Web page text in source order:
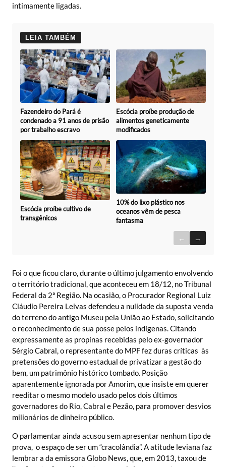
intimamente ligadas.
LEIA TAMBÉM
Fazendeiro do Pará é
condenado a 91 anos de prisão
por trabalho escravo
Escócia proíbe produção de
alimentos geneticamente
modificados
Escócia proíbe cultivo de
transgênicos
10% do lixo plástico nos
oceanos vêm de pesca
fantasma
← →
Foi o que ficou claro, durante o último julgamento envolvendo
o território tradicional, que aconteceu em 18/12, no Tribunal
Federal da 2ª Região. Na ocasião, o Procurador Regional Luiz
Cláudio Pereira Leivas defendeu a nulidade da suposta venda
do terreno do antigo Museu pela União ao Estado, solicitando
o reconhecimento de sua posse pelos indígenas. Citando
expressamente as propinas recebidas pelo ex-governador
Sérgio Cabral, o representante do MPF fez duras críticas às
pretensões do governo estadual de privatizar a gestão do
bem, um patrimônio histórico tombado. Posição
aparentemente ignorada por Amorim, que insiste em querer
reeditar o mesmo modelo usado pelos dois últimos
governadores do Rio, Cabral e Pezão, para promover desvios
milionários de dinheiro público.
O parlamentar ainda acusou sem apresentar nenhum tipo de
prova, o espaço de ser um “cracolândia”. A atitude leviana faz
lembrar a da emissora Globo News, que, em 2013, taxou de